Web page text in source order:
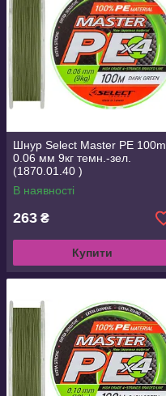
Шнур Select Master PE 100m
0.06 мм 9кг темн.-зел.
(1870.01.40 )
В наявності
263 ₴
Купити